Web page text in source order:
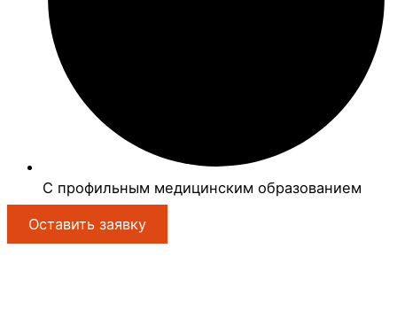
С профильным медицинским образованием
Оставить заявку